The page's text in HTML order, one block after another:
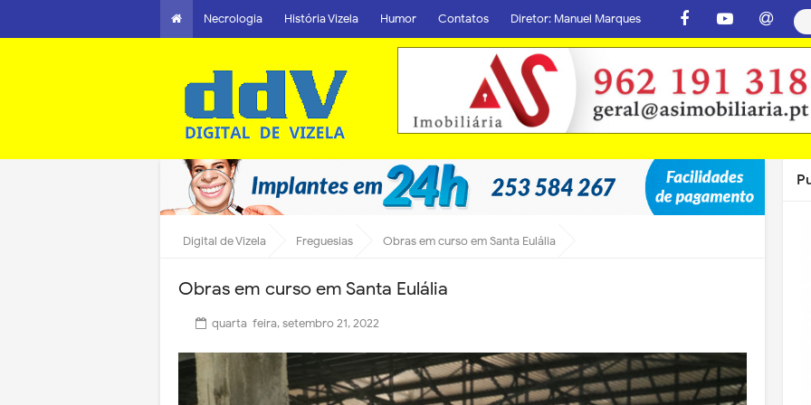
Necrologia História Vizela Humor Contatos Diretor: Manuel Marques
Digital de Vizela Freguesias Obras em curso em Santa Eulália
Obras em curso em Santa Eulália
quarta-feira, setembro 21, 2022